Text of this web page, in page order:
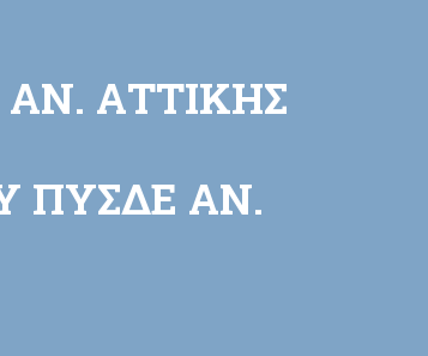
ΑΤΤΙΚΗΣ
ΠΥΣΔΕ ΑΝ.